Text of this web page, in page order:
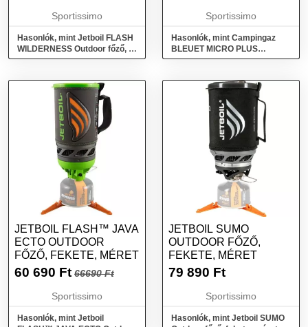
Sportissimo
Hasonlók, mint Jetboil FLASH
WILDERNESS Outdoor főző, ,
méret
Sportissimo
Hasonlók, mint Campingaz
BLEUET MICRO PLUS
Patronos főző, ezüst, méret
JETBOIL FLASH™ JAVA
ECTO OUTDOOR
FŐZŐ, FEKETE, MÉRET
60 690 Ft 66690 Ft
Sportissimo
Hasonlók, mint Jetboil
JETBOIL SUMO
OUTDOOR FŐZŐ,
FEKETE, MÉRET
79 890 Ft
Sportissimo
Hasonlók, mint Jetboil SUMO